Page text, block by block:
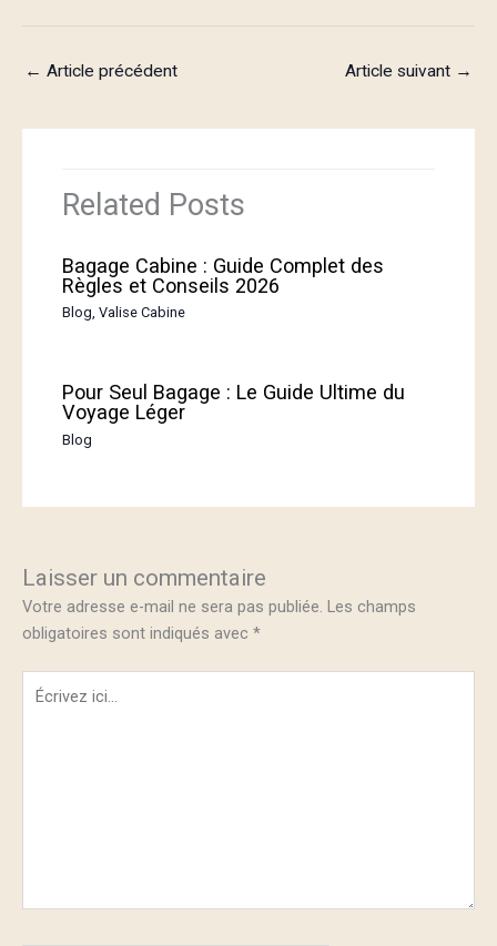
← Article précédent Article suivant →
Related Posts
Bagage Cabine : Guide Complet des
Règles et Conseils 2026
Blog,Valise Cabine
Pour Seul Bagage : Le Guide Ultime du
Voyage Léger
Blog
Laisser un commentaire
Votre adresse e-mail ne sera pas publiée. Les champs
obligatoires sont indiqués avec *
Écrivez